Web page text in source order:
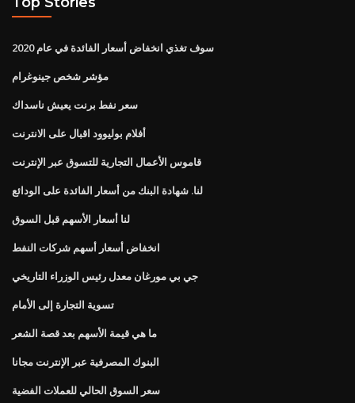
سوف تغذي انخفاض أسعار الفائدة في عام 2020
مؤشر شخص جينوغرام
سعر نفط برنت يعيش ناسداك
أفلام بوليوود اقبال على الانترنت
قاموس الأعمال التجارية للتسوق عبر الإنترنت
لنا. شهادة البنك من أسعار الفائدة على الودائع
لنا أسعار الأسهم قبل السوق
انخفاض أسعار أسهم شركات النفط
جي بي مورغان معدل رئيس الوزراء التاريخي
تسوية التجارة إلى الأمام
ما هي قيمة الأسهم بعد قصة الشعر
البنوك المصرفية عبر الإنترنت مجانا
سعر السوق الحالي للعملات الفضية